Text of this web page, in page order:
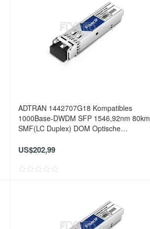
ADTRAN 1442707G18 Kompatibles
1000Base-DWDM SFP 1546,92nm 80km
SMF(LC Duplex) DOM Optische
US$202,99